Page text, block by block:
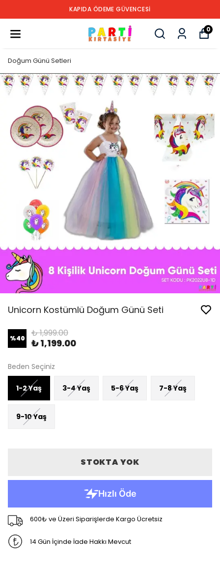
KAPIDA ÖDEME GÜVENCESİ
0
Doğum Günü Setleri
Unicorn Kostümlü Doğum Günü Seti
%40 ₺ 1,999.00
₺ 1,199.00
Beden Seçiniz
1-2 Yaş 3-4 Yaş 5-6 Yaş 7-8 Yaş
9-10 Yaş
STOKTA YOK
600₺ ve Üzeri Siparişlerde Kargo Ücretsiz
14 Gün İçinde İade Hakkı Mevcut